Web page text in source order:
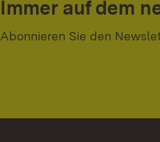
Immer auf dem
Abonnieren Sie den